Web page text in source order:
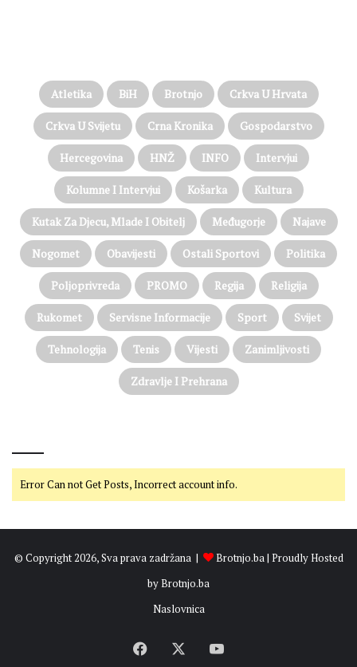
Atletika BiH Brotnjo Crkva U Hrvata
Crkva U Svijetu Crna Kronika Gospodarstvo
Hercegovina HNŽ INFO Intervjui
Kolumne I Intervjui Košarka Kultura
Kutak Za Djecu, Mlade I Obitelj Međugorje Najave
Nogomet Obavijesti Ostali Sportovi Politika
Poljoprivreda PROMO Regija Religija
Rukomet Servisne Informacije Sport Svijet
Tehnologija Tenis Vijesti Zanimljivosti
Zdravlje I Prehrana
Error Can not Get Posts, Incorrect account info.
© Copyright 2026, Sva prava zadržana | Brotnjo.ba| Proudly Hosted
byBrotnjo.ba
Naslovnica
Facebook YouTube